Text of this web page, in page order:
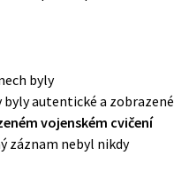
byly
byly autentické a zobrazené
vojenském cvičení
záznam nebyl nikdy